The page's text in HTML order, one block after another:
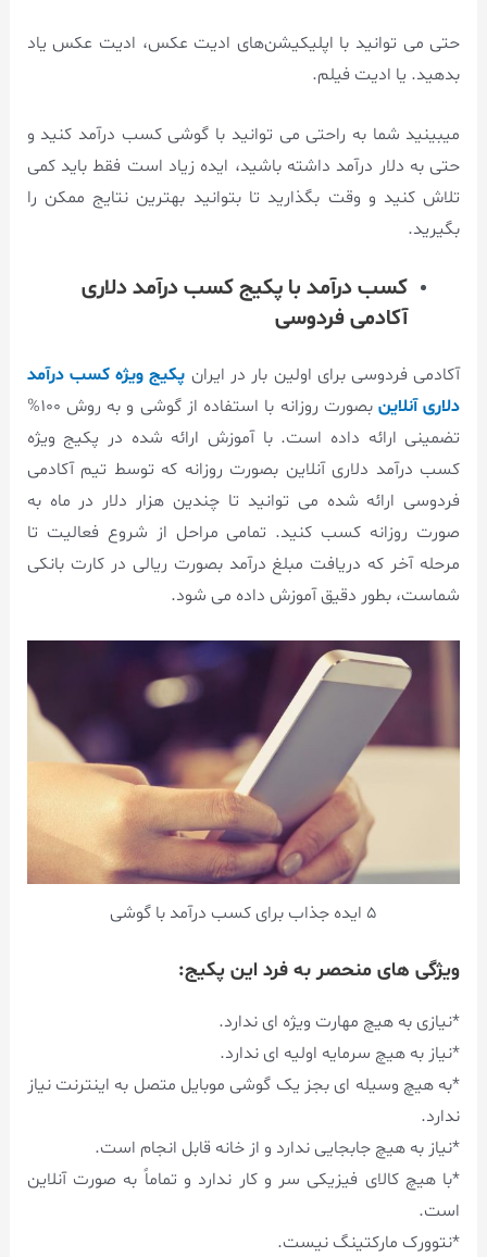
حتی می توانید با اپلیکیشن‌های ادیت عکس، ادیت عکس یاد
بدهید. یا ادیت فیلم.
میبینید شما به راحتی می توانید با گوشی کسب درآمد کنید و
حتی به دلار درآمد داشته باشید، ایده زیاد است فقط باید کمی
تلاش کنید و وقت بگذارید تا بتوانید بهترین نتایج ممکن را
بگیرید.
کسب درآمد با پکیج کسب درآمد دلاری
آکادمی فردوسی
آکادمی فردوسی برای اولین بار در ایران پکیج ویژه کسب درآمد
دلاری آنلاین
بصورت روزانه با استفاده از گوشی و به روش ۱۰۰%
تضمینی ارائه داده است. با آموزش ارائه شده در پکیج ویژه
کسب درآمد دلاری آنلاین بصورت روزانه که توسط تیم آکادمی
فردوسی ارائه شده می توانید تا چندین هزار دلار در ماه به
صورت روزانه کسب کنید. تمامی مراحل از شروع فعالیت تا
مرحله آخر که دریافت مبلغ درآمد بصورت ریالی در کارت بانکی
شماست، بطور دقیق آموزش داده می شود.
5 ایده جذاب برای کسب درآمد با گوشی
ویژگی های منحصر به فرد این پکیج:
*نیازی به هیچ مهارت ویژه ای ندارد.
*نیاز به هیچ سرمایه اولیه ای ندارد.
*به هیچ وسیله ای بجز یک گوشی موبایل متصل به اینترنت نیاز
ندارد.
*نیاز به هیچ جابجایی ندارد و از خانه قابل انجام است.
*با هیچ کالای فیزیکی سر و کار ندارد و تماماً به صورت آنلاین
است.
*نتوورک مارکتینگ نیست.